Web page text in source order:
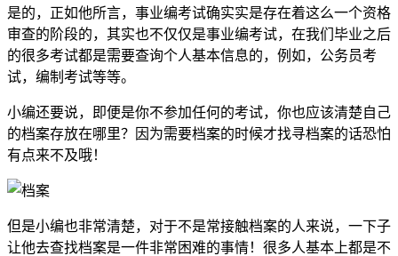
是的，正如他所言，事业编考试确实实是存在着这么一个资格
审查的阶段的，其实也不仅仅是事业编考试，在我们毕业之后
的很多考试都是需要查询个人基本信息的，例如，公务员考
试，编制考试等等。
小编还要说，即便是你不参加任何的考试，你也应该清楚自己
的档案存放在哪里？因为需要档案的时候才找寻档案的话恐怕
有点来不及哦！
但是小编也非常清楚，对于不是常接触档案的人来说，一下子
让他去查找档案是一件非常困难的事情！很多人基本上都是不